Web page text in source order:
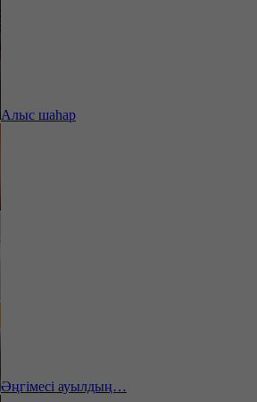
Алыс шаһар
Әңгімесі ауылдың…